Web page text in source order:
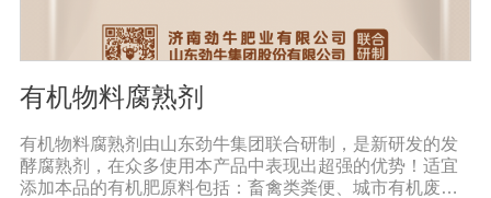
有机物料腐熟剂
有机物料腐熟剂由山东劲牛集团联合研制，是新研发的发
酵腐熟剂，在众多使用本产品中表现出超强的优势！适宜
添加本品的有机肥原料包括：畜禽类粪便、城市有机废弃